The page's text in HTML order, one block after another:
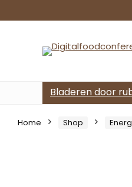
Bladeren door
Home Shop